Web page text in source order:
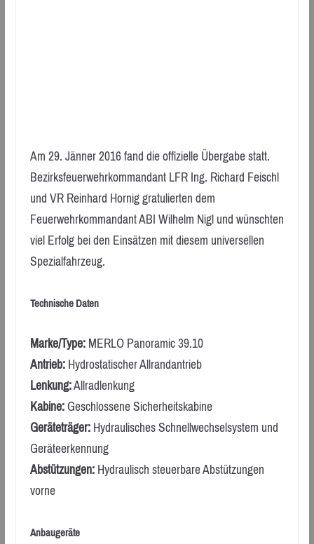
Am 29. Jänner 2016 fand die offizielle Übergabe statt.
Bezirksfeuerwehrkommandant LFR Ing. Richard Feischl
und VR Reinhard Hornig gratulierten dem
Feuerwehrkommandant ABI Wilhelm Nigl und wünschten
viel Erfolg bei den Einsätzen mit diesem universellen
Spezialfahrzeug.
Technische Daten
Marke/Type:MERLO Panoramic 39.10
Antrieb:Hydrostatischer Allrandantrieb
Lenkung:Allradlenkung
Kabine:Geschlossene Sicherheitskabine
Geräteträger:Hydraulisches Schnellwechselsystem und
Geräteerkennung
Abstützungen:Hydraulisch steuerbare Abstützungen
vorne
Anbaugeräte